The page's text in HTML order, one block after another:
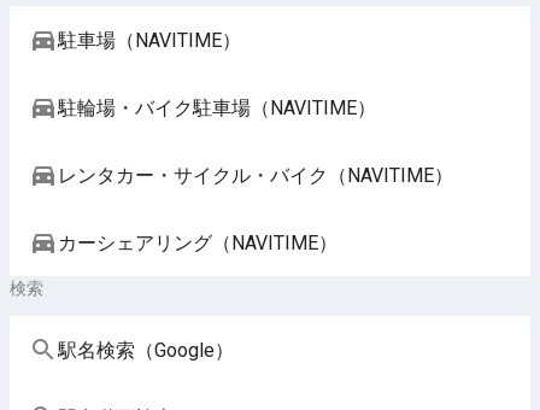
駐車場（NAVITIME）
駐輪場・バイク駐車場（NAVITIME）
レンタカー・サイクル・バイク（NAVITIME）
カーシェアリング（NAVITIME）
検索
駅名検索（Google）